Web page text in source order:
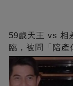
59歲天王 vs 相
臨，被問「陪
被贊爆